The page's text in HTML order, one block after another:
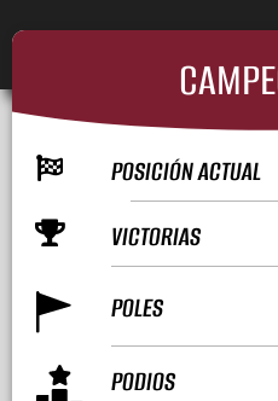
POSICIÓN ACTUAL
VICTORIAS
POLES
PODIOS